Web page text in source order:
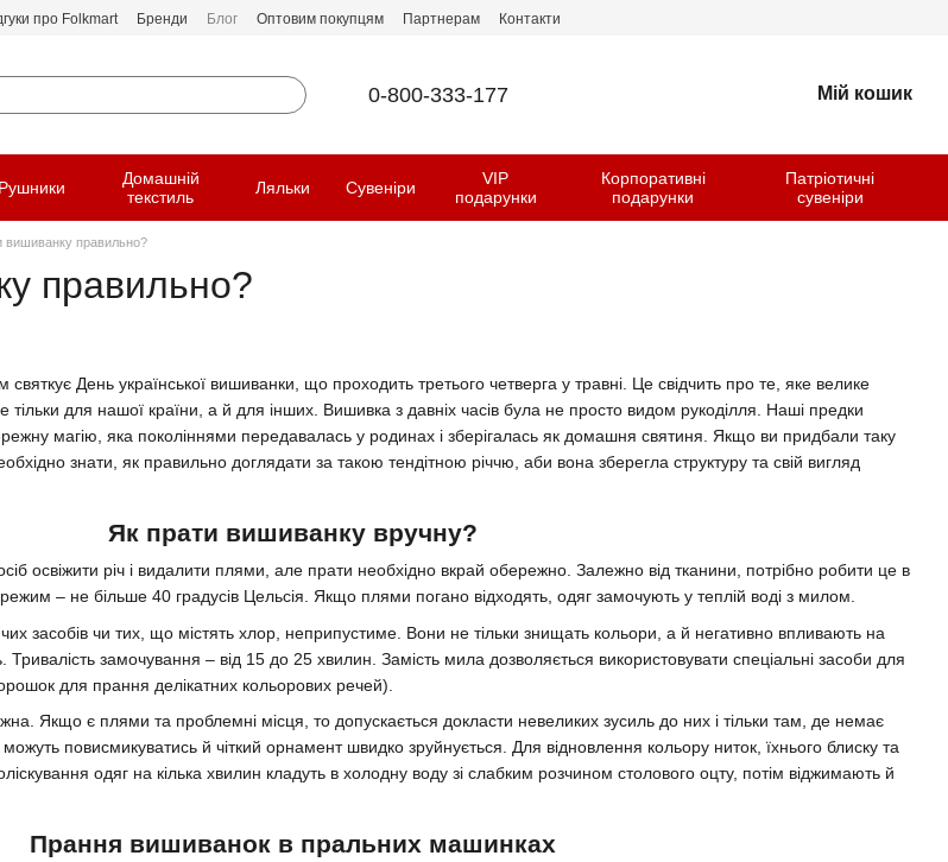
про Folkmart Бренди Блог Оптовим покупцям Партнерам Контакти
0-800-333-177 Мій кошик
Рушники
Домашній
текстиль
Ляльки Сувеніри
VIP
подарунки
Корпоративні
подарунки
Патріотичні
сувеніри
вишиванку правильно?
правильно?
День української вишиванки, що проходить третього четверга у травні. Це свідчить про те, яке велике
для нашої країни, а й для інших. Вишивка з давніх часів була не просто видом рукоділля. Наші предки
магію, яка поколіннями передавалась у родинах і зберігалась як домашня святиня. Якщо ви придбали таку
знати, як правильно доглядати за такою тендітною річчю, аби вона зберегла структуру та свій вигляд
Як прати вишиванку вручну?
освіжити річ і видалити плями, але прати необхідно вкрай обережно. Залежно від тканини, потрібно робити це в
– не більше 40 градусів Цельсія. Якщо плями погано відходять, одяг замочують у теплій воді з милом.
засобів чи тих, що містять хлор, неприпустиме. Вони не тільки знищать кольори, а й негативно впливають на
замочування – від 15 до 25 хвилин. Замість мила дозволяється використовувати спеціальні засоби для
для прання делікатних кольорових речей).
Якщо є плями та проблемні місця, то допускається докласти невеликих зусиль до них і тільки там, де немає
повисмикуватись й чіткий орнамент швидко зруйнується. Для відновлення кольору ниток, їхнього блиску та
одяг на кілька хвилин кладуть в холодну воду зі слабким розчином столового оцту, потім віджимають й
Прання вишиванок в пральних машинках